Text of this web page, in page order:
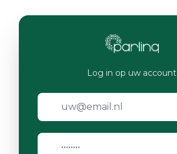
Log in op uw account